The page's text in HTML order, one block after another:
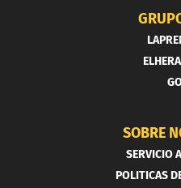
SOBRE
SERVICIO
POLITICAS